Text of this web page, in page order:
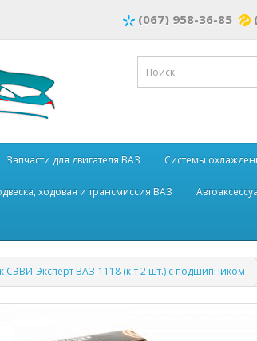
(067) 958-36-85
Запчасти для двигателя ВАЗ Системы
ходовая и трансмиссия ВАЗ
СЭВИ-Эксперт ВАЗ-1118 (к-т 2 шт.) с подшипником